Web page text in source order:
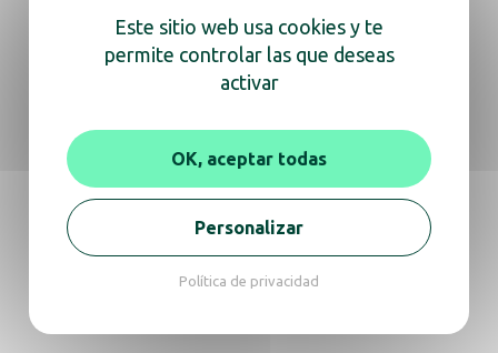
Contenedor 90L blanco con tapa azul
Contenedor 70 L blanco con tapa azul
Contenedor con pedal 45 L para
Este sitio web usa cookies y te
permite controlar las que deseas
activar
OK, aceptar todas
Personalizar
Política de privacidad